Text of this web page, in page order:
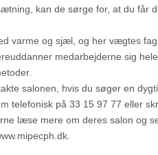
kan de sørge for, at du får
varme og sjæl, og her vægtes
medarbejderne sig
salonen, hvis du søger en
telefonisk på 33 15 97 77 eller
læse mere om deres salon og